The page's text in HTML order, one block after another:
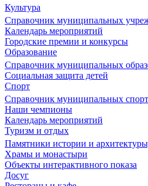
Культура
Справочник муниципальных
Календарь мероприятий
Городские премии и конкурсы
Образование
Справочник муниципальных
Социальная защита детей
Спорт
Справочник муниципальных
Наши чемпионы
Календарь мероприятий
Туризм и отдых
Памятники истории и
Храмы и монастыри
Объекты интерактивного показа
Досуг